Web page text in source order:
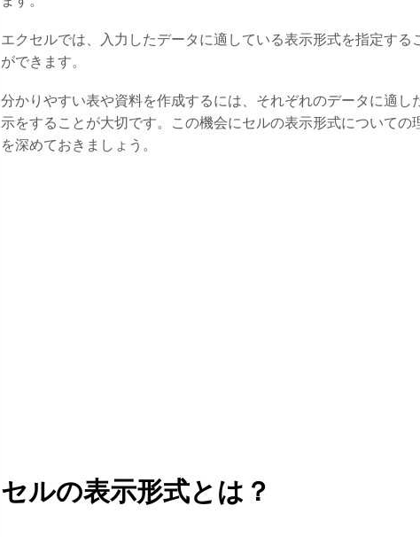
エクセルでは、入力したデータに適している表示形式を指定する
ができます。
分かりやすい表や資料を作成するには、それぞれのデータに適し
示をすることが大切です。この機会にセルの表示形式についての
を深めておきましょう。
セルの表示形式とは？